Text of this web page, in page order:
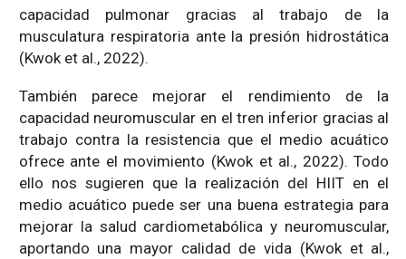
capacidad pulmonar gracias al trabajo de la
musculatura respiratoria ante la presión hidrostática
(Kwok et al., 2022).
También parece mejorar el rendimiento de la
capacidad neuromuscular en el tren inferior gracias al
trabajo contra la resistencia que el medio acuático
ofrece ante el movimiento (Kwok et al., 2022). Todo
ello nos sugieren que la realización del HIIT en el
medio acuático puede ser una buena estrategia para
mejorar la salud cardiometabólica y neuromuscular,
aportando una mayor calidad de vida (Kwok et al.,